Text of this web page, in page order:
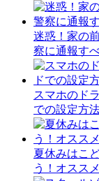
迷惑！家の
察に通報す
スマホのド
での設定方
夏休みはこ
う！オスス